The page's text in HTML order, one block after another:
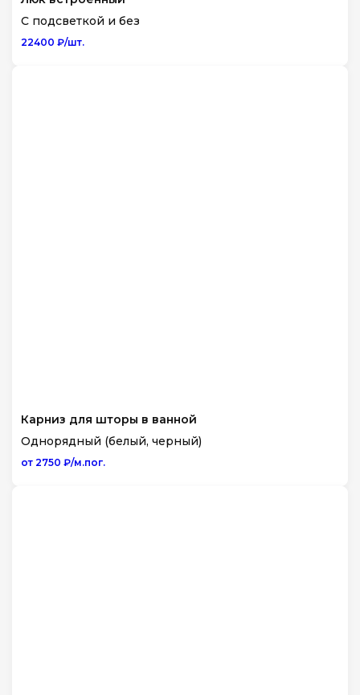
С подсветкой и без
22400 ₽/шт.
Карниз для шторы в ванной
Однорядный (белый, черный)
от 2750 ₽/м.пог.